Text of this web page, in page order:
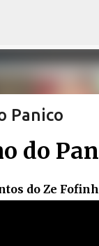
o conteúdo
Panico
do
do Ze